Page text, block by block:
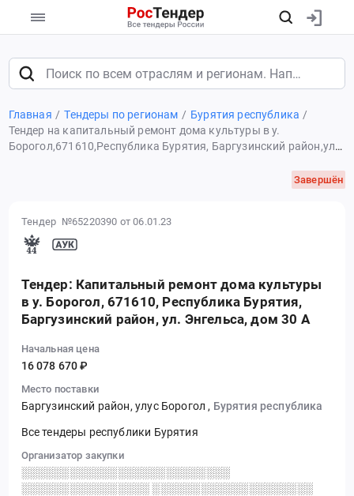
Главная Тендеры по регионам
Бурятия республика
Тендер на капитальный ремонт дома культуры в у.
Борогол,671610,Республика Бурятия, Баргузинский район,ул.
Завершён
Тендер №65220390 от 06.01.23
Тендер: Капитальный ремонт дома культуры
в у. Борогол, 671610, Республика Бурятия,
Баргузинский район, ул. Энгельса, дом 30 А
Начальная цена
16 078 670 ₽
Место поставки
Баргузинский район, улус Борогол , Бурятия республика
Все тендеры республики Бурятия
Организатор закупки
░░░░░░░░░░░░░░░░░░░░░░░░░░
░░░░░░░░░░░░░░░░ ░░░░░░░░░░░░░░░░░░░░